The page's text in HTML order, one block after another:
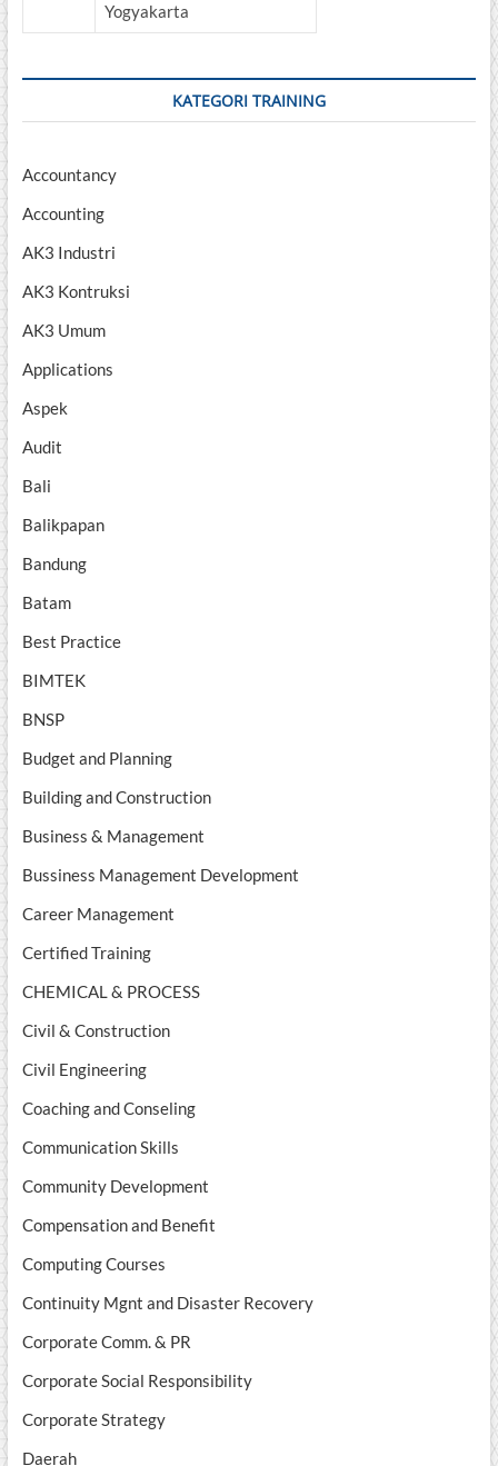
Yogyakarta
KATEGORI TRAINING
Accountancy
Accounting
AK3 Industri
AK3 Kontruksi
AK3 Umum
Applications
Aspek
Audit
Bali
Balikpapan
Bandung
Batam
Best Practice
BIMTEK
BNSP
Budget and Planning
Building and Construction
Business & Management
Bussiness Management Development
Career Management
Certified Training
CHEMICAL & PROCESS
Civil & Construction
Civil Engineering
Coaching and Conseling
Communication Skills
Community Development
Compensation and Benefit
Computing Courses
Continuity Mgnt and Disaster Recovery
Corporate Comm. & PR
Corporate Social Responsibility
Corporate Strategy
Daerah